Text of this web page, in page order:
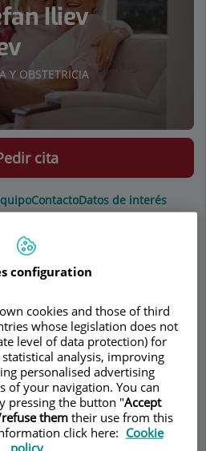
Iliev
Y OBSTETRICIA
ContactoDatos de interés
cita
es el relajamiento
configuration
cookies and those of third
whose legislation does not
level of data protection) for
analysis, improving
personalised advertising
of your navigation. You can
pressing the button "Accept
them their use from this
click here: Cookie
policy